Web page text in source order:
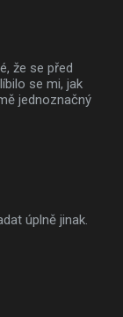
že se před
se mi, jak
jednoznačný
úplně jinak.